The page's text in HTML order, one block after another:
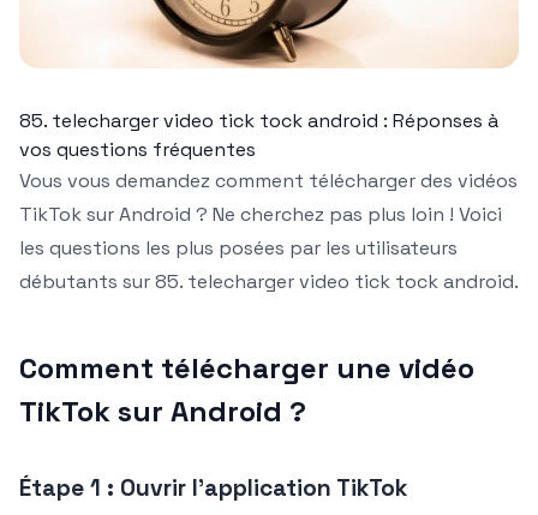
85. telecharger video tick tock android : Réponses à
vos questions fréquentes
Vous vous demandez comment télécharger des vidéos
TikTok sur Android ? Ne cherchez pas plus loin ! Voici
les questions les plus posées par les utilisateurs
débutants sur 85. telecharger video tick tock android.
Comment télécharger une vidéo
TikTok sur Android ?
Étape 1 : Ouvrir l’application TikTok